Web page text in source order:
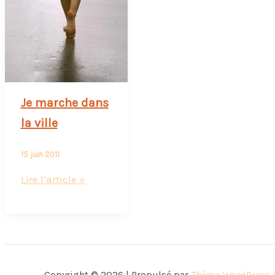
Je marche dans
la ville
15 juin 2011
Je
ville
Lire l’article »